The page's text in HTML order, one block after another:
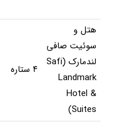
هتل و
سوئیت صافی
لندمارک (Safi
Landmark
Hotel &
Suites)
۴ ستاره